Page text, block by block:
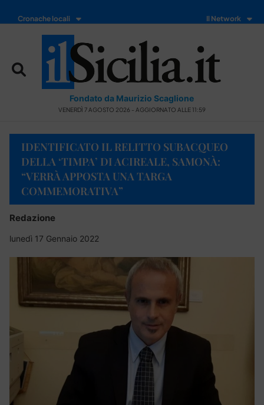
Cronache locali Il Network
Fondato da Maurizio Scaglione
VENERDÌ 7 AGOSTO 2026 - AGGIORNATO ALLE 11:59
IDENTIFICATO IL RELITTO SUBACQUEO
DELLA ‘TIMPA’ DI ACIREALE, SAMONÀ:
“VERRÀ APPOSTA UNA TARGA
COMMEMORATIVA”
Redazione
lunedì 17 Gennaio 2022